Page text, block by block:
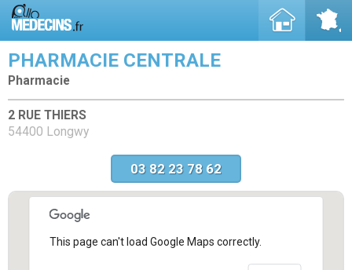
PHARMACIE CENTRALE
Pharmacie
2 RUE THIERS
54400 Longwy
03 82 23 78 62
This page can't load Google Maps correctly.